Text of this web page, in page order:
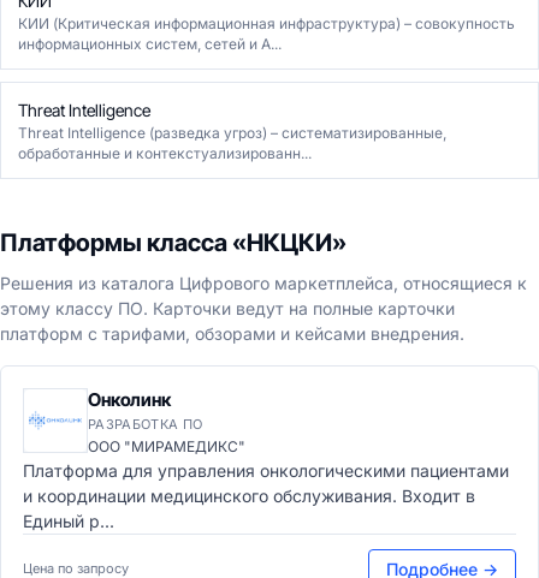
КИИ (Критическая информационная инфраструктура) – совокупность
информационных систем, сетей и А...
Threat Intelligence
Threat Intelligence (разведка угроз) – систематизированные,
обработанные и контекстуализированн...
Платформы класса «НКЦКИ»
Решения из каталога Цифрового маркетплейса, относящиеся к
этому классу ПО. Карточки ведут на полные карточки
платформ с тарифами, обзорами и кейсами внедрения.
Онколинк
РАЗРАБОТКА ПО
ООО "МИРАМЕДИКС"
Платформа для управления онкологическими пациентами
и координации медицинского обслуживания. Входит в
Единый р...
Цена по запросу Подробнее →